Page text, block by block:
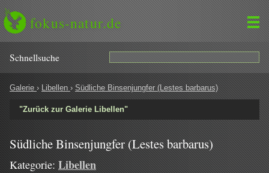
fokus-natur.de
Schnell­suche
Galerie › Libellen › Südliche Binsenjungfer (Lestes barbarus)
"Zurück zur Galerie Libellen"
Südliche Binsenjungfer (Lestes barbarus)
Kategorie: Libellen